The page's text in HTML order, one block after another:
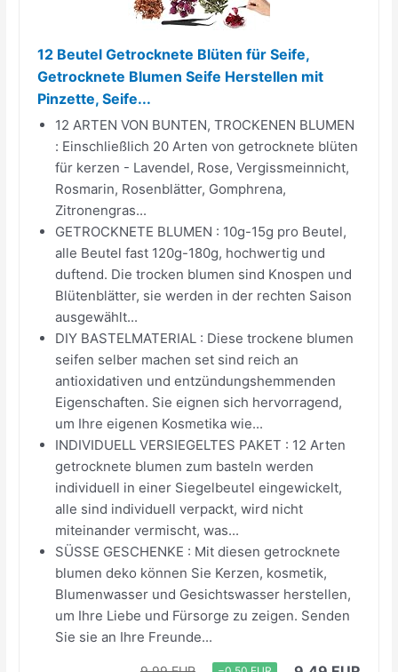
12 Beutel Getrocknete Blüten für Seife,
Getrocknete Blumen Seife Herstellen mit
Pinzette, Seife...
12 ARTEN VON BUNTEN, TROCKENEN BLUMEN
: Einschließlich 20 Arten von getrocknete blüten
für kerzen - Lavendel, Rose, Vergissmeinnicht,
Rosmarin, Rosenblätter, Gomphrena,
Zitronengras...
GETROCKNETE BLUMEN : 10g-15g pro Beutel,
alle Beutel fast 120g-180g, hochwertig und
duftend. Die trocken blumen sind Knospen und
Blütenblätter, sie werden in der rechten Saison
ausgewählt...
DIY BASTELMATERIAL : Diese trockene blumen
seifen selber machen set sind reich an
antioxidativen und entzündungshemmenden
Eigenschaften. Sie eignen sich hervorragend,
um Ihre eigenen Kosmetika wie...
INDIVIDUELL VERSIEGELTES PAKET : 12 Arten
getrocknete blumen zum basteln werden
individuell in einer Siegelbeutel eingewickelt,
alle sind individuell verpackt, wird nicht
miteinander vermischt, was...
SÜSSE GESCHENKE : Mit diesen getrocknete
blumen deko können Sie Kerzen, kosmetik,
Blumenwasser und Gesichtswasser herstellen,
um Ihre Liebe und Fürsorge zu zeigen. Senden
Sie sie an Ihre Freunde...